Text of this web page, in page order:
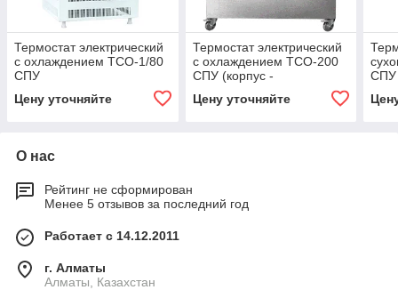
Термостат электрический
с охлаждением ТСО-1/80
СПУ
Цену уточняйте
Термостат электрический
с охлаждением ТСО-200
СПУ (корпус -
Цену уточняйте
СПУ
О нас
Рейтинг не сформирован
Менее 5 отзывов за последний год
Работает с 14.12.2011
г. Алматы
Алматы, Казахстан